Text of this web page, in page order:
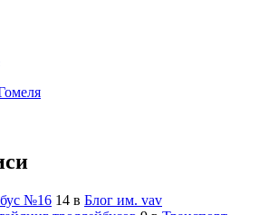
№16 14 в Блог им. vav